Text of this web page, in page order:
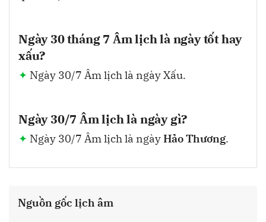
Ngày 30 tháng 7 Âm lịch là ngày tốt hay
xấu?
Ngày 30/7 Âm lịch là ngày Xấu.
Ngày 30/7 Âm lịch là ngày gì?
Ngày 30/7 Âm lịch là ngàyHảo Thương.
Nguồn gốc lịch âm